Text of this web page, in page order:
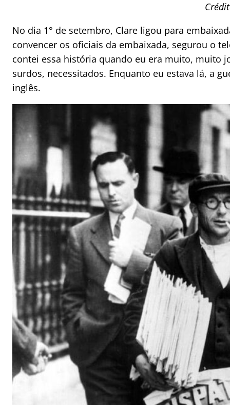
No dia 1° de setembro, Clare ligou para
convencer os oficiais da embaixada, segurou o
contei essa história quando eu era muito, muito
surdos, necessitados. Enquanto eu estava lá, a
inglês.